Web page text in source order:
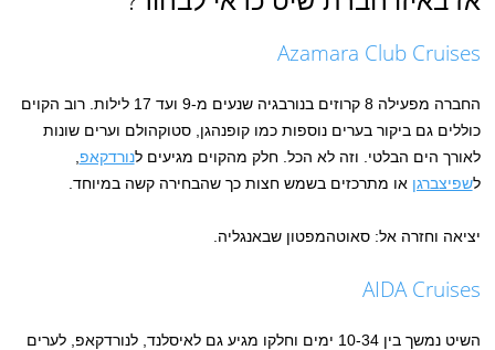
Azamara Club Cruises
החברה מפעילה 8 קרוזים בנורבגיה שנעים מ-9 ועד 17 לילות. רוב הקוים
כוללים גם ביקור בערים נוספות כמו קופנהגן, סטוקהולם וערים שונות
לאורך הים הבלטי. וזה לא הכל. חלק מהקוים מגיעים לנורדקאפ
לשפיצברגן או מתרכזים בשמש חצות כך שהבחירה קשה במיוחד.
יציאה וחזרה אל: סאוטהמפטון שבאנגליה.
AIDA Cruises
השיט נמשך בין 10-34 ימים וחלקו מגיע גם לאיסלנד, לנורדקאפ, לערים